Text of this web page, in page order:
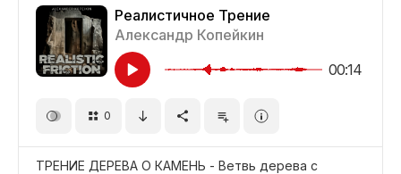
Реалистичное Трение
Александр Копейкин
00:14
0
ТРЕНИЕ ДЕРЕВА О КАМЕНЬ - Ветвь дерева с